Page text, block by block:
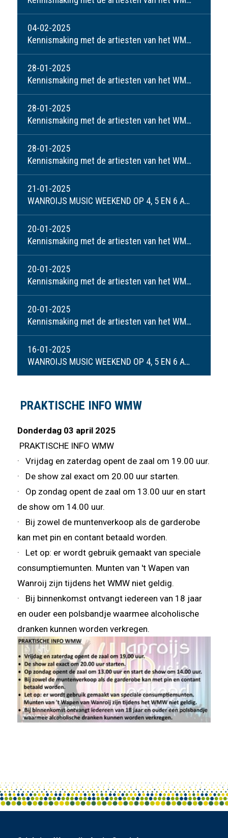
04-02-2025
Kennismaking met de artiesten van het WMW: Linda Jacobs
28-01-2025
Kennismaking met de artiesten van het WMW: Leo Willems
28-01-2025
Kennismaking met de artiesten van het WMW: Danielle Emonds
28-01-2025
Kennismaking met de artiesten van het WMW: Anja en Mark
21-01-2025
WANROIJS MUSIC WEEKEND OP 4, 5 EN 6 APRIL 2025
20-01-2025
Kennismaking met de artiesten van het WMW: Janneke Jonkman-Peeters
20-01-2025
Kennismaking met de artiesten van het WMW: Dick Derks
20-01-2025
Kennismaking met de artiesten van het WMW: Lynn Martens
16-01-2025
WANROIJS MUSIC WEEKEND OP 4, 5 EN 6 APRIL 2025
PRAKTISCHE INFO WMW
Donderdag 03 april 2025
PRAKTISCHE INFO WMW
· Vrijdag en zaterdag opent de zaal om 19.00 uur.
· De show zal exact om 20.00 uur starten.
· Op zondag opent de zaal om 13.00 uur en start
de show om 14.00 uur.
· Bij zowel de muntenverkoop als de garderobe
kan met pin en contant betaald worden.
· Let op: er wordt gebruik gemaakt van speciale
consumptiemunten. Munten van 't Wapen van
Wanroij zijn tijdens het WMW niet geldig.
· Bij binnenkomst ontvangt iedereen van 18 jaar
en ouder een polsbandje waarmee alcoholische
dranken kunnen worden verkregen.